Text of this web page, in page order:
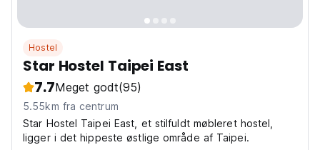
Hostel
Star Hostel Taipei East
7.7Meget godt(95)
5.55km fra centrum
Star Hostel Taipei East, et stilfuldt møbleret hostel,
ligger i det hippeste østlige område af Taipei.